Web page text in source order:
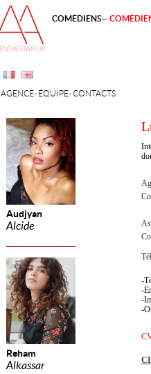
Audjyan
Alcide
Reham
Alkassar
AGENCE ÉQUIPE CONTACTS
COMÉDIENS